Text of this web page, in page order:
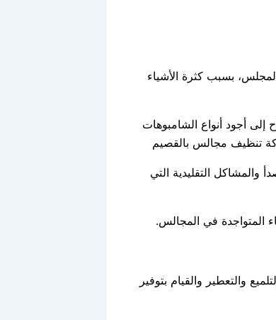
بسبب كثرة الأشياء
أجود أنواع الشامبوهات
تنظيف مجالس بالقصيم
والمشاكل التقليدية التي
المتواجدة في المجالس.
والتعطير والقيام بتوفير